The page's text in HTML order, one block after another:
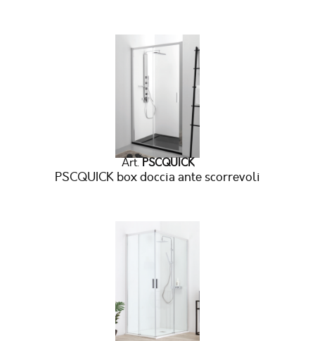
Art.PSCQUICK
PSCQUICK box doccia ante scorrevoli